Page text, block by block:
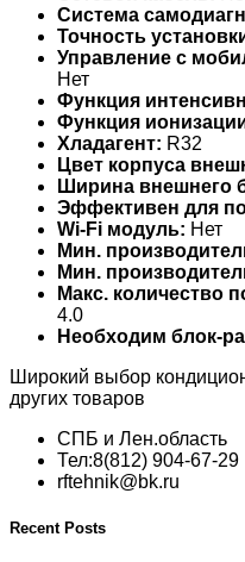
Система
Точность
Управление c
Нет
Функция
Функция
Хладагент: R32
Цвет корпуса
Ширина внешнего
Эффективен для
Wi-Fi модуль: Нет
Мин.
Мин.
Макс. количество
4.0
Необходим блок-
Широкий выбор
других товаров
СПБ и Лен.область
Тел:8(812) 904-67-29
rftehnik@bk.ru
Recent Posts